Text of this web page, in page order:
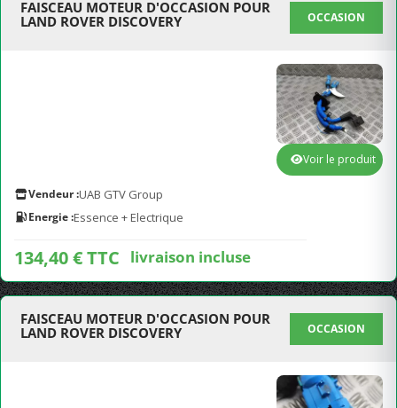
FAISCEAU MOTEUR D'OCCASION POUR
LAND ROVER DISCOVERY
OCCASION
Vendeur :UAB GTV Group
Energie :Essence + Electrique
134,40 € TTC livraison incluse
Voir le produit
FAISCEAU MOTEUR D'OCCASION POUR
LAND ROVER DISCOVERY
OCCASION